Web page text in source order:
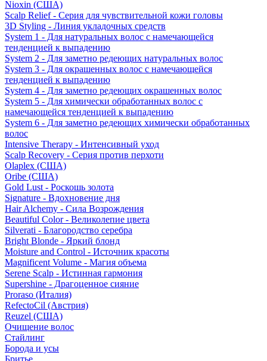
Nioxin (США)
Scalp Relief - Серия для чувствительной кожи головы
3D Styling - Линия укладочных средств
System 1 - Для натуральных волос с намечающейся
тенденцией к выпадению
System 2 - Для заметно редеющих натуральных волос
System 3 - Для окрашенных волос с намечающейся
тенденцией к выпадению
System 4 - Для заметно редеющих окрашенных волос
System 5 - Для химически обработанных волос с
намечающейся тенденцией к выпадению
System 6 - Для заметно редеющих химически обработанных
волос
Intensive Therapy - Интенсивный уход
Scalp Recovery - Серия против перхоти
Olaplex (США)
Oribe (США)
Gold Lust - Роскошь золота
Signature - Вдохновение дня
Hair Alchemy - Сила Возрождения
Beautiful Color - Великолепие цвета
Silverati - Благородство серебра
Bright Blonde - Яркий блонд
Moisture and Control - Источник красоты
Magnificent Volume - Магия объема
Serene Scalp - Истинная гармония
Supershine - Драгоценное сияние
Proraso (Италия)
RefectoCil (Австрия)
Reuzel (США)
Очищение волос
Стайлинг
Борода и усы
Бритье